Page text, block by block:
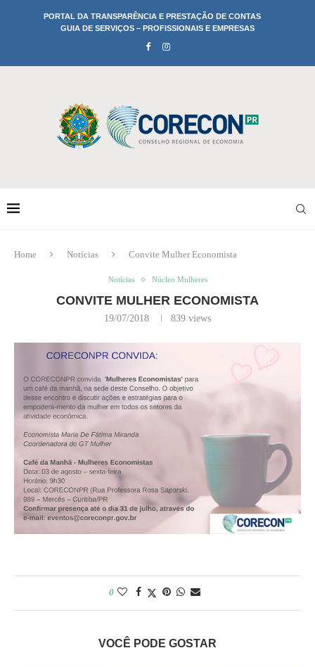
PORTAL DA TRANSPARÊNCIA E PRESTAÇÃO DE CONTAS
GUIA DE SERVIÇOS – PROFISSIONAIS E EMPRESAS
Home Notícias Convite Mulher Economista
Notícias Núcleo Mulheres
CONVITE MULHER ECONOMISTA
19/07/2018 839 views
0
VOCÊ PODE GOSTAR